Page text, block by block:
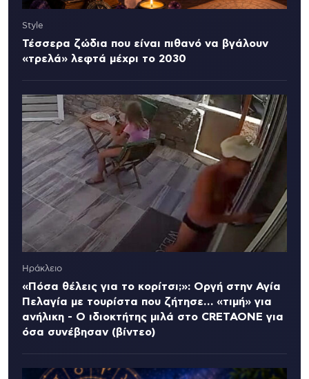
Style
Τέσσερα ζώδια που είναι πιθανό να βγάλουν
«τρελά» λεφτά μέχρι το 2030
Ηράκλειο
«Πόσα θέλεις για το κορίτσι;»: Οργή στην Αγία
Πελαγία με τουρίστα που ζήτησε… «τιμή» για
ανήλικη - Ο ιδιοκτήτης μιλά στο CRETAONE για
όσα συνέβησαν (βίντεο)